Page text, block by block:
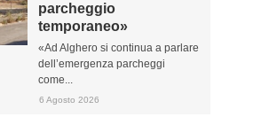
parcheggio
temporaneo»
«Ad Alghero si continua a parlare
dell’emergenza parcheggi
come...
6 Agosto 2026